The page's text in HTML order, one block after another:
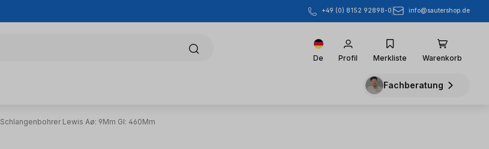
+49 (0) 8152 92898-0 info@sautershop.de
De Profil Merkliste Warenkorb
Fachberatung
Schlangenbohrer Lewis Aø: 9Mm Gl: 460Mm